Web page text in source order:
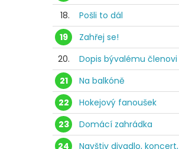
18.
Pošli to dál
19
Zahřej se!
20.
Dopis bývalému členovi
21
Na balkóně
22
Hokejový fanoušek
23
Domácí zahrádka
24
Navštiv divadlo, koncert,